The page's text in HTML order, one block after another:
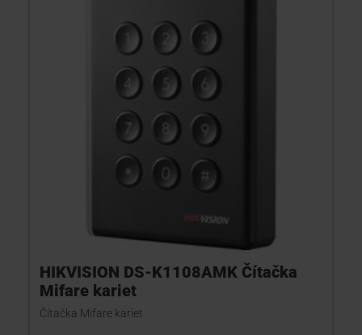
HIKVISION DS-K1108AMK Čítačka
Mifare kariet
Čítačka Mifare kariet